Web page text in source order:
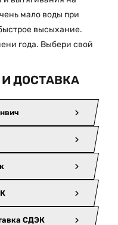
мало воды при
высыхание.
года. Выбери свой
ДОСТАВКА
СДЭК